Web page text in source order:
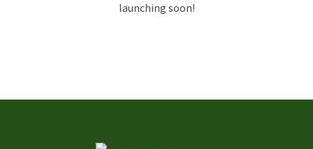
launching soon!